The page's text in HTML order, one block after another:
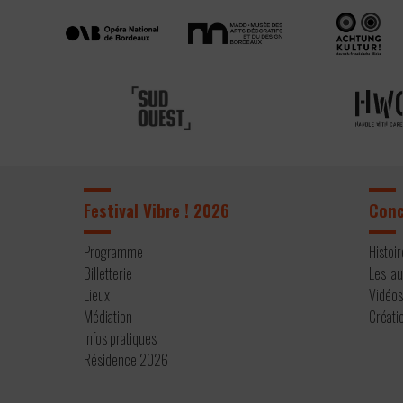
Festival Vibre ! 2026
Programme
Billetterie
Lieux
Médiation
Infos pratiques
Résidence 2026
Les